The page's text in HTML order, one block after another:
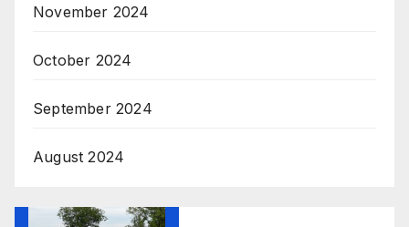
November 2024
October 2024
September 2024
August 2024